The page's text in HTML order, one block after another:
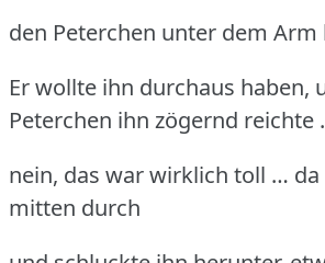
den Peterchen unter dem Arm
Er wollte ihn durchaus haben,
Peterchen ihn zögernd reichte
nein, das war wirklich toll …
mitten durch